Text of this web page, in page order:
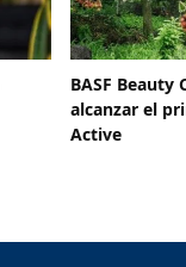
BASF Beauty
alcanzar el
Active